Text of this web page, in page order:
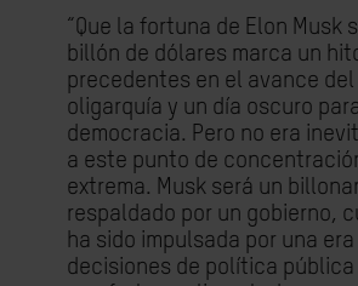
“Que la fortuna de Elon Musk
billón de dólares marca un
precedentes en el avance del
oligarquía y un día oscuro
democracia. Pero no era
a este punto de
extrema. Musk será un
respaldado por un gobierno,
ha sido impulsada por una era
decisiones de política pública